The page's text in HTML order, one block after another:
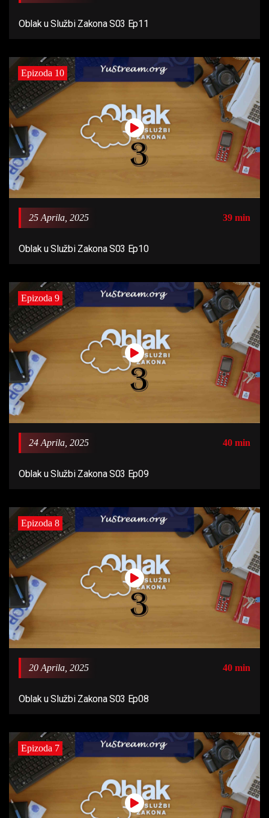
Oblak u Službi Zakona S03 Ep11
Epizoda 10
25 Aprila, 2025 39 min
Oblak u Službi Zakona S03 Ep10
Epizoda 9
24 Aprila, 2025 40 min
Oblak u Službi Zakona S03 Ep09
Epizoda 8
20 Aprila, 2025 40 min
Oblak u Službi Zakona S03 Ep08
Epizoda 7